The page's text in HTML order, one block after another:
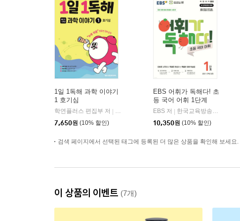
1일 1독해 과학 이야기
1 호기심
학연플러스 편집부 저
메가스터디북스
7,650원 (10% 할인)
EBS 어휘가 독해다! 초
등 국어 어휘 1단계
EBS 저
한국교육방송공사
10,350원 (10% 할인)
검색 페이지에서 선택된 태그에 등록된 더 많은 상품을 확인해 보세요.
이 상품의 이벤트 (7개)